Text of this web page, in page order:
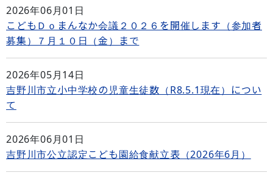
2026年06月01日
こどもＤｏまんなか会議２０２６を開催します（参加者
募集）７月１０日（金）まで
2026年05月14日
吉野川市立小中学校の児童生徒数（R8.5.1現在）につい
て
2026年06月01日
吉野川市公立認定こども園給食献立表（2026年6月）